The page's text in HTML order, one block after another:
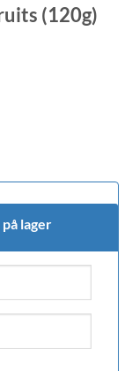
(120g)
lager